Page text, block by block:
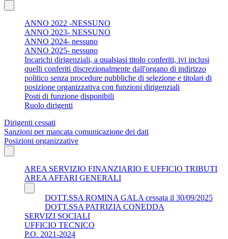
ANNO 2022 -NESSUNO
ANNO 2023- NESSUNO
ANNO 2024- nessuno
ANNO 2025- nessuno
Incarichi dirigenziali, a qualsiasi titolo conferiti, ivi inclusi
quelli conferiti discrezionalmente dall'organo di indirizzo
politico senza procedure pubbliche di selezione e titolari di
posizione organizzativa con funzioni dirigenziali
Posti di funzione disponibili
Ruolo dirigenti
Dirigenti cessati
Sanzioni per mancata comunicazione dei dati
Posizioni organizzative
AREA SERVIZIO FINANZIARIO E UFFICIO TRIBUTI
AREA AFFARI GENERALI
DOTT.SSA ROMINA GALA cessata il 30/09/2025
DOTT.SSA PATRIZIA CONEDDA
SERVIZI SOCIALI
UFFICIO TECNICO
P.O. 2021-2024